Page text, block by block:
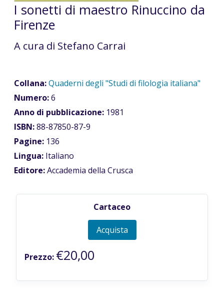
I sonetti di maestro Rinuccino da
Firenze
A cura di Stefano Carrai
Collana:Quaderni degli "Studi di filologia italiana"
Numero:6
Anno di pubblicazione: 1981
ISBN:88-87850-87-9
Pagine: 136
Lingua: Italiano
Editore:Accademia della Crusca
Cartaceo
Acquista
Prezzo: €20,00